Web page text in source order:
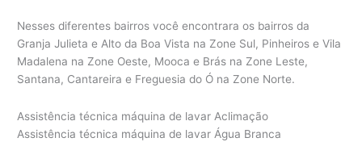
Nesses diferentes bairros você encontrara os bairros da
Granja Julieta e Alto da Boa Vista na Zone Sul, Pinheiros e Vila
Madalena na Zone Oeste, Mooca e Brás na Zone Leste,
Santana, Cantareira e Freguesia do Ó na Zone Norte.
Assistência técnica máquina de lavar Aclimação
Assistência técnica máquina de lavar Água Branca